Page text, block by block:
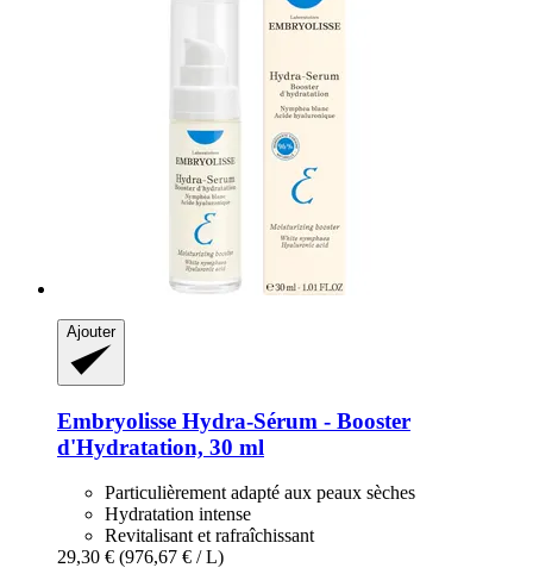
Ajouter
Embryolisse Hydra-​Sérum -​ Booster
d'Hydratation, 30 ml
Particulièrement adapté aux peaux sèches
Hydratation intense
Revitalisant et rafraîchissant
29,30 € (976,67 € / L)